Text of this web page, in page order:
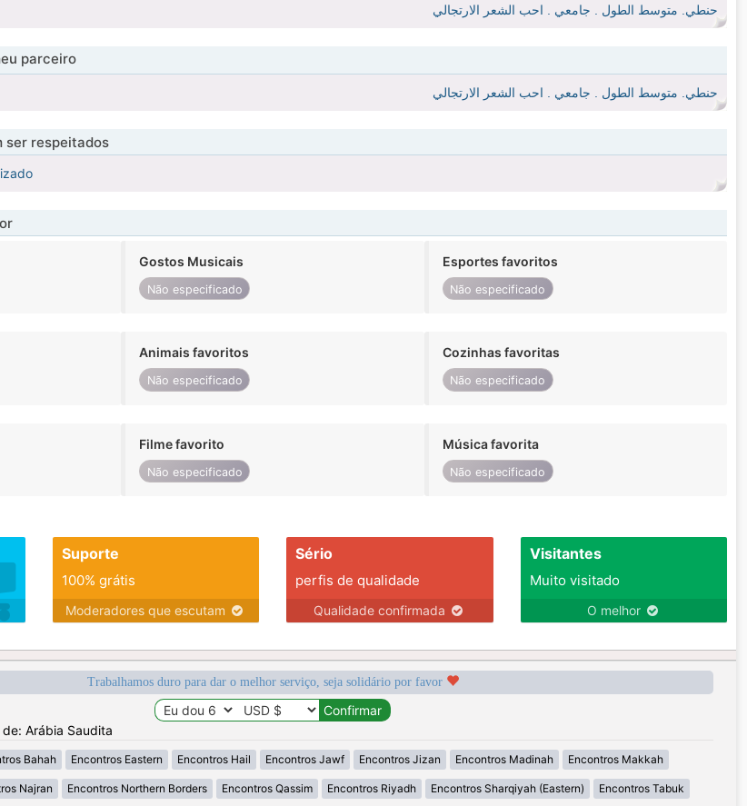
حنطي. متوسط الطول . جامعي . احب الشعر الارتجالي
parceiro
حنطي. متوسط الطول . جامعي . احب الشعر الارتجالي
ser respeitados
Gostos Musicais
Não especificado
Esportes favoritos
Não especificado
Animais favoritos
Não especificado
Cozinhas favoritas
Não especificado
Filme favorito
Não especificado
Música favorita
Não especificado
Suporte
100% grátis
Moderadores que escutam
Sério
perfis de qualidade
Qualidade confirmada
Visitantes
Muito visitado
O melhor
Trabalhamos duro para dar o melhor serviço, seja solidário por favor
Arábia Saudita
Bahah Encontros Eastern Encontros Hail Encontros Jawf Encontros Jizan Encontros Madinah Encontros Makkah
Najran Encontros Northern Borders Encontros Qassim Encontros Riyadh Encontros Sharqiyah (Eastern) Encontros Tabuk